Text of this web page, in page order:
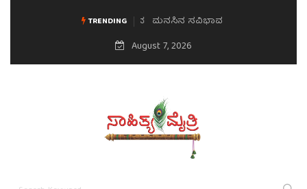
TRENDING ಮನಸಿನ ಸವಿಭಾವ
August 7, 2026